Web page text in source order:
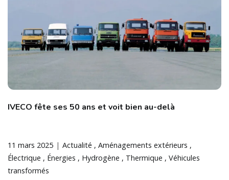
IVECO fête ses 50 ans et voit bien au-delà
11 mars 2025 Actualité
Aménagements extérieurs
Électrique
Énergies Hydrogène Thermique
Véhicules
transformés